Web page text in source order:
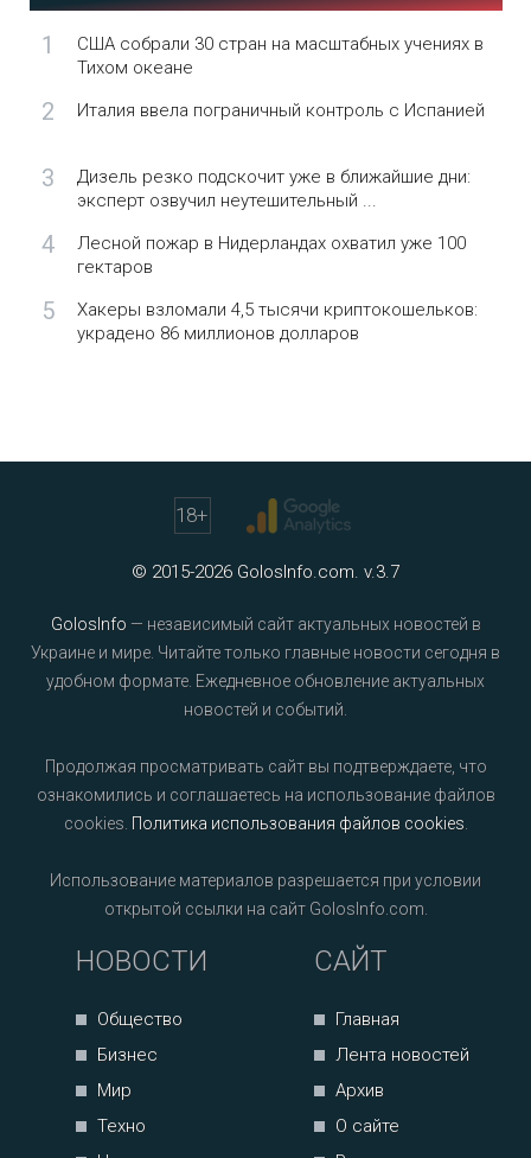
1
США собрали 30 стран на масштабных учениях в
Тихом океане
2 Италия ввела пограничный контроль с Испанией
3
Дизель резко подскочит уже в ближайшие дни:
эксперт озвучил неутешительный ...
4
Лесной пожар в Нидерландах охватил уже 100
гектаров
5
Хакеры взломали 4,5 тысячи криптокошельков:
украдено 86 миллионов долларов
18+
© 2015-2026 GolosInfo.com. v.3.7
GolosInfo — независимый сайт актуальных новостей в
Украине и мире. Читайте только главные новости сегодня в
удобном формате. Ежедневное обновление актуальных
новостей и событий.
Продолжая просматривать сайт вы подтверждаете, что
ознакомились и соглашаетесь на использование файлов
cookies. Политика использования файлов cookies
Использование материалов разрешается при условии
открытой ссылки на сайт GolosInfo.com.
НОВОСТИ
Общество
Бизнес
Мир
Техно
САЙТ
Главная
Лента новостей
Архив
О сайте